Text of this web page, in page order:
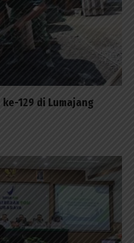
ke-129 di Lumajang